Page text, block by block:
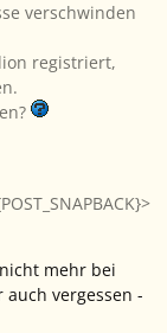
verschwinden
registriert,
mehr bei
vergessen -